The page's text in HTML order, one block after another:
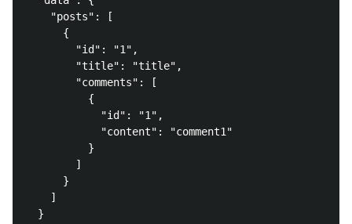
    "posts": [
      {
        "id": "1",
        "title": "title",
        "comments": [
          {
            "id": "1",
            "content": "comment1"
          }
        ]
      }
    ]
  }